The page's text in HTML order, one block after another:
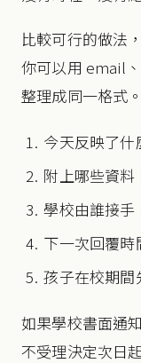
比較可行的做法
你可以用 email
整理成同一格式。
今天反映了什
附上哪些資料
學校由誰接手
下一次回覆時
孩子在校期間
如果學校書面通
不受理決定次日